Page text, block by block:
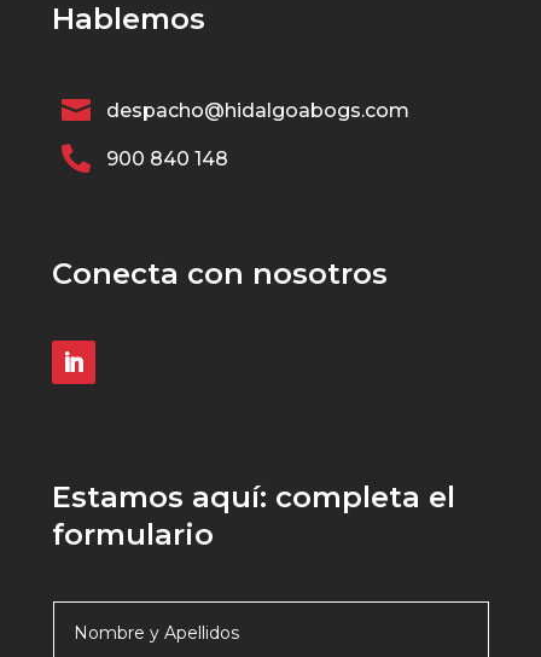
Hablemos
 despacho@hidalgoabogs.com
 900 840 148
Conecta con nosotros
Estamos aquí: completa el
formulario